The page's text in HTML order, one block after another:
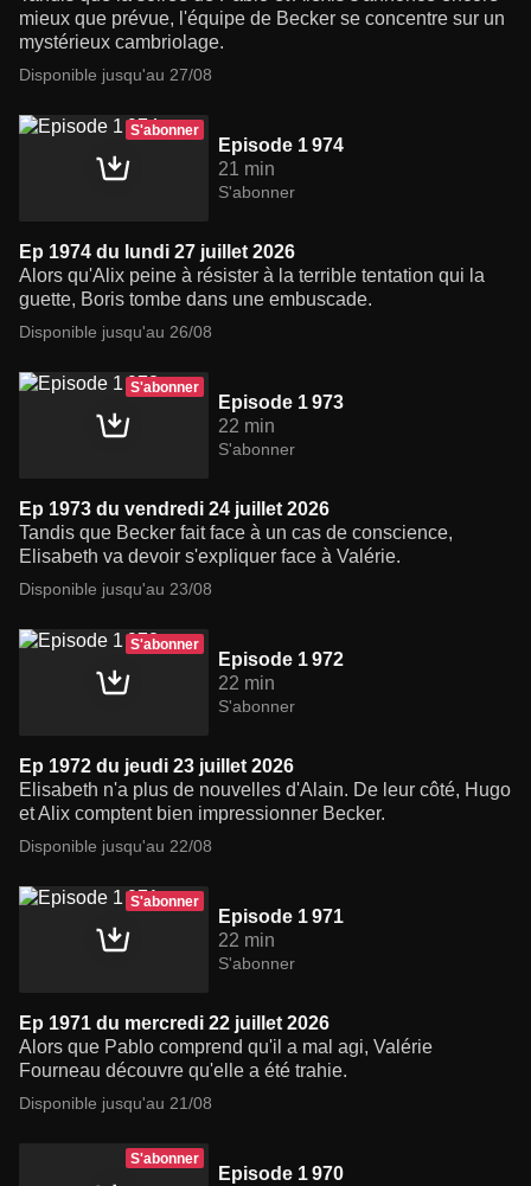
mieux que prévue, l'équipe de Becker se concentre sur un
mystérieux cambriolage.
Disponible jusqu'au 27/08
S'abonner
Episode 1 974
21 min
S'abonner
Ep 1974 du lundi 27 juillet 2026
Alors qu'Alix peine à résister à la terrible tentation qui la
guette, Boris tombe dans une embuscade.
Disponible jusqu'au 26/08
S'abonner
Episode 1 973
22 min
S'abonner
Ep 1973 du vendredi 24 juillet 2026
Tandis que Becker fait face à un cas de conscience,
Elisabeth va devoir s'expliquer face à Valérie.
Disponible jusqu'au 23/08
S'abonner
Episode 1 972
22 min
S'abonner
Ep 1972 du jeudi 23 juillet 2026
Elisabeth n'a plus de nouvelles d'Alain. De leur côté, Hugo
et Alix comptent bien impressionner Becker.
Disponible jusqu'au 22/08
S'abonner
Episode 1 971
22 min
S'abonner
Ep 1971 du mercredi 22 juillet 2026
Alors que Pablo comprend qu'il a mal agi, Valérie
Fourneau découvre qu'elle a été trahie.
Disponible jusqu'au 21/08
S'abonner
Episode 1 970